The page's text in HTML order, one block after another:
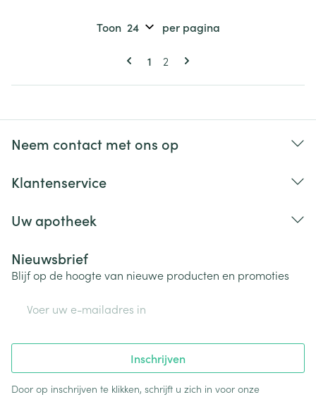
Pagina's
U lees momenteel pagina
1 Pagina
2
Toon per pagina
Neem contact met ons op
Klantenservice
Uw apotheek
Nieuwsbrief
Blijf op de hoogte van nieuwe producten en promoties
Inschrijven
Door op inschrijven te klikken, schrijft u zich in voor onze